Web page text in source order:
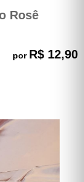
Rosê
por R$ 12,90